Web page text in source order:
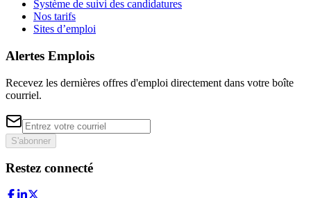
Système de suivi des candidatures
Nos tarifs
Sites d’emploi
Alertes Emplois
Recevez les dernières offres d'emploi directement dans votre boîte
courriel.
S'abonner
Restez connecté